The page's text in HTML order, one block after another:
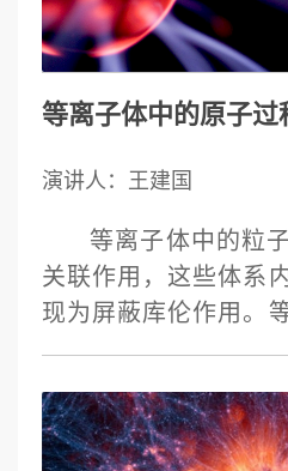
我们通过辐射磁流体
珥和冕雨的三维数值
离子体从色球蒸发到
和动力学过程。我们
持续形成并拖拽磁场
起揭示了物质由于加
日冕层之间往复循环的
等离子体中的原子过
演讲人：王建国
等离子体中的粒
关联作用，这些体系
现为屏蔽库伦作用。
影响，将改变等离子
现。在这个报告中，
和我们课题组在等离